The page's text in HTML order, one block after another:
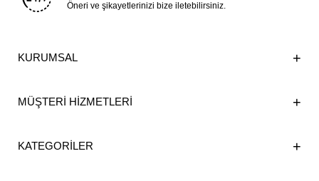
Öneri ve şikayetlerinizi bize iletebilirsiniz.
KURUMSAL
MÜŞTERİ HİZMETLERİ
KATEGORİLER